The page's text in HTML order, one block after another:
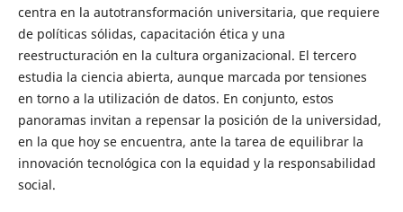
centra en la autotransformación universitaria, que requiere
de políticas sólidas, capacitación ética y una
reestructuración en la cultura organizacional. El tercero
estudia la ciencia abierta, aunque marcada por tensiones
en torno a la utilización de datos. En conjunto, estos
panoramas invitan a repensar la posición de la universidad,
en la que hoy se encuentra, ante la tarea de equilibrar la
innovación tecnológica con la equidad y la responsabilidad
social.